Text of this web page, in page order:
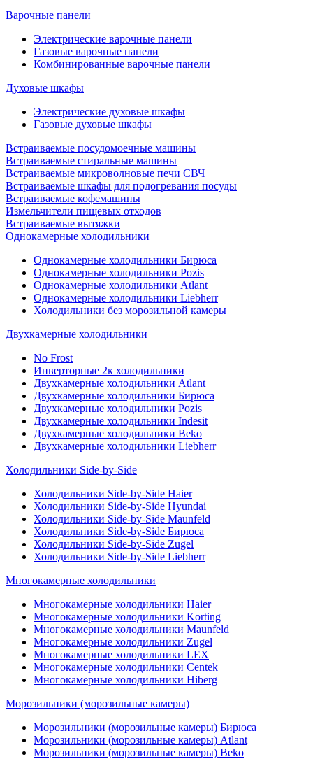
Варочные панели
Электрические варочные панели
Газовые варочные панели
Комбинированные варочные панели
Духовые шкафы
Электрические духовые шкафы
Газовые духовые шкафы
Встраиваемые посудомоечные машины
Встраиваемые стиральные машины
Встраиваемые микроволновые печи СВЧ
Встраиваемые шкафы для подогревания посуды
Встраиваемые кофемашины
Измельчители пищевых отходов
Встраиваемые вытяжки
Однокамерные холодильники
Однокамерные холодильники Бирюса
Однокамерные холодильники Pozis
Однокамерные холодильники Atlant
Однокамерные холодильники Liebherr
Холодильники без морозильной камеры
Двухкамерные холодильники
No Frost
Инверторные 2к холодильники
Двухкамерные холодильники Atlant
Двухкамерные холодильники Бирюса
Двухкамерные холодильники Pozis
Двухкамерные холодильники Indesit
Двухкамерные холодильники Beko
Двухкамерные холодильники Liebherr
Холодильники Side-by-Side
Холодильники Side-by-Side Haier
Холодильники Side-by-Side Hyundai
Холодильники Side-by-Side Maunfeld
Холодильники Side-by-Side Бирюса
Холодильники Side-by-Side Zugel
Холодильники Side-by-Side Liebherr
Многокамерные холодильники
Многокамерные холодильники Haier
Многокамерные холодильники Korting
Многокамерные холодильники Maunfeld
Многокамерные холодильники Zugel
Многокамерные холодильники LEX
Многокамерные холодильники Centek
Многокамерные холодильники Hiberg
Морозильники (морозильные камеры)
Морозильники (морозильные камеры) Бирюса
Морозильники (морозильные камеры) Atlant
Морозильники (морозильные камеры) Beko